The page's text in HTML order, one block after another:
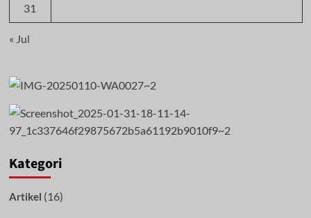
31
« Jul
Kategori
Artikel (16)